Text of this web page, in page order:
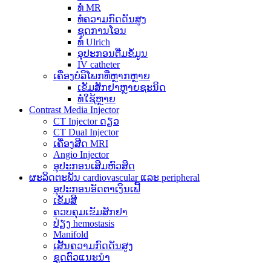
ທໍ່ MR
ທໍ່ຄວາມກົດດັນສູງ
ຊຸດການໂອນ
ທໍ່ Ulrich
ອຸປະກອນຕື່ມຂໍ້ມູນ
IV catheter
ເຄື່ອງບໍລິໂພກທີ່ຫຼາກຫຼາຍ
ເຂັມສັກຢາຫຼາຍຊະນິດ
ທໍ່ໃຊ້ຫຼາຍ
Contrast Media Injector
CT Injector ດຽວ
CT Dual Injector
ເຄື່ອງສີດ MRI
Angio Injector
ອຸປະກອນເສີມຫົວສີດ
ຜະລິດຕະພັນ cardiovascular ແລະ peripheral
ອຸປະກອນອັດຕາເງິນເຟີ້
ເຂັມສີ
ຄວບຄຸມເຂັມສັກຢາ
ປ່ຽງ hemostasis
Manifold
ເສັ້ນຄວາມກົດດັນສູງ
ຊຸດຕົວແນະນຳ